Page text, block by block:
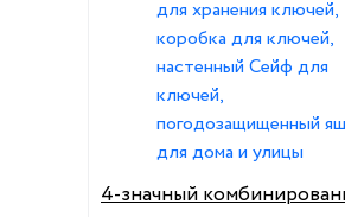
4-значный